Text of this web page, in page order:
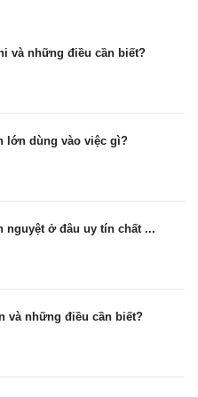
và những điều cần biết?
lớn dùng vào việc gì?
nguyệt ở đâu uy tín chất ...
và những điều cần biết?